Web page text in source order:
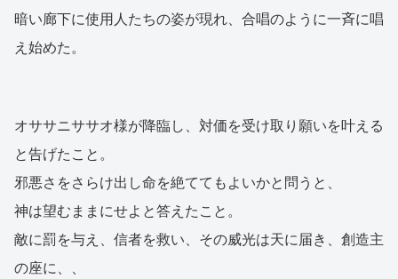
暗い廊下に使用人たちの姿が現れ、合唱のように一斉に唱
え始めた。
オササニササオ様が降臨し、対価を受け取り願いを叶える
と告げたこと。
邪悪さをさらけ出し命を絶ててもよいかと問うと、
神は望むままにせよと答えたこと。
敵に罰を与え、信者を救い、その威光は天に届き、創造主
の座に、、